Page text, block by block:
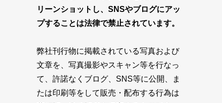
リーンショットし、SNSやブログにアッ
プすることは法律で禁止されています。
弊社刊行物に掲載されている写真および
文章を、写真撮影やスキャン等を行なっ
て、許諾なくブログ、SNS等に公開、ま
たは印刷等をして販売・配布する行為は